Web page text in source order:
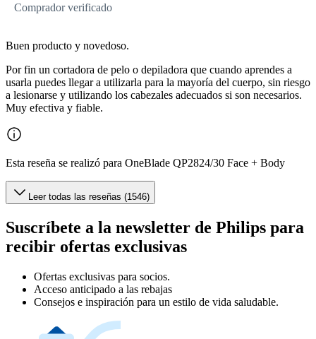
Comprador verificado
Buen producto y novedoso.
Por fin un cortadora de pelo o depiladora que cuando aprendes a
usarla puedes llegar a utilizarla para la mayoría del cuerpo, sin riesgo
a lesionarse y utilizando los cabezales adecuados si son necesarios.
Muy efectiva y fiable.
Esta reseña se realizó para OneBlade QP2824/30 Face + Body
Leer todas las reseñas (1546)
Suscríbete a la newsletter de Philips para
recibir ofertas exclusivas
Ofertas exclusivas para socios.
Acceso anticipado a las rebajas
Consejos e inspiración para un estilo de vida saludable.